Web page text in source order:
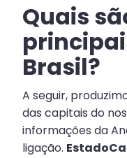
Quais
Brasil?
A seguir,
das capitais do
informações da
ligação.